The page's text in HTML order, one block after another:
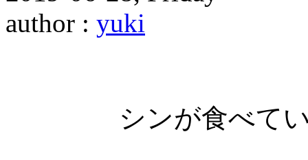
author : yuki
シンが食べて